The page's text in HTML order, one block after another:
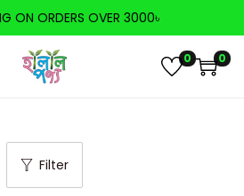
ON ORDERS OVER 3000৳
0 0
Filter